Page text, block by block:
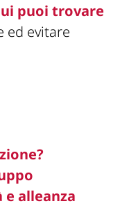
puoi trovare
ed evitare
e alleanza